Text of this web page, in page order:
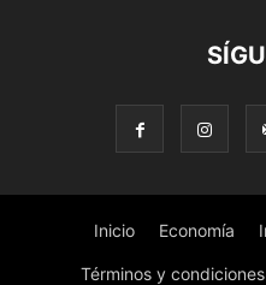
Inicio Economía
Términos y condiciones